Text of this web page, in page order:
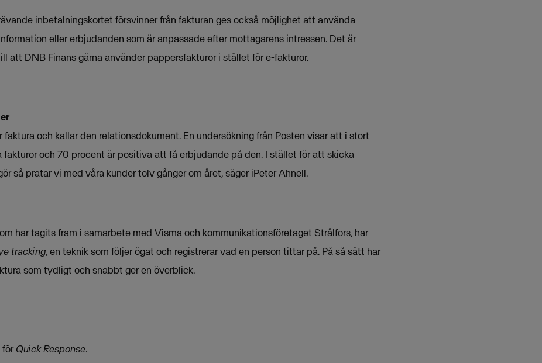
inbetalningskortet försvinner från fakturan ges också möjlighet att använda
eller erbjudanden som är anpassade efter mottagarens intressen. Det är
att DNB Finans gärna använder pappersfakturor i stället för e-fakturor.
faktura och kallar den relationsdokument. En undersökning från Posten visar att i stort
fakturor och 70 procent är positiva att få erbjudande på den. I stället för att skicka
så pratar vi med våra kunder tolv gånger om året, säger iPeter Ahnell.
har tagits fram i samarbete med Visma och kommunikationsföretaget Strålfors, har
tracking, en teknik som följer ögat och registrerar vad en person tittar på. På så sätt har
som tydligt och snabbt ger en överblick.
förQuick Response.